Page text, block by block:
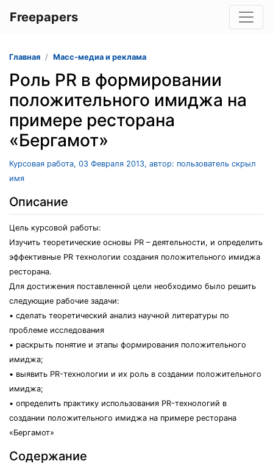
Freepapers
Главная Масс-медиа и реклама
Роль PR в формировании
положительного имиджа на
примере ресторана
«Бергамот»
Курсовая работа, 03 Февраля 2013, автор: пользователь скрыл
имя
Описание
Цель курсовой работы:
Изучить теоретические основы PR – деятельности, и определить
эффективные PR технологии создания положительного имиджа
ресторана.
Для достижения поставленной цели необходимо было решить
следующие рабочие задачи:
• сделать теоретический анализ научной литературы по
проблеме исследования
• раскрыть понятие и этапы формирования положительного
имиджа;
• выявить PR-технологии и их роль в создании положительного
имиджа;
• определить практику использования PR-технологий в
создании положительного имиджа на примере ресторана
«Бергамот»
Содержание